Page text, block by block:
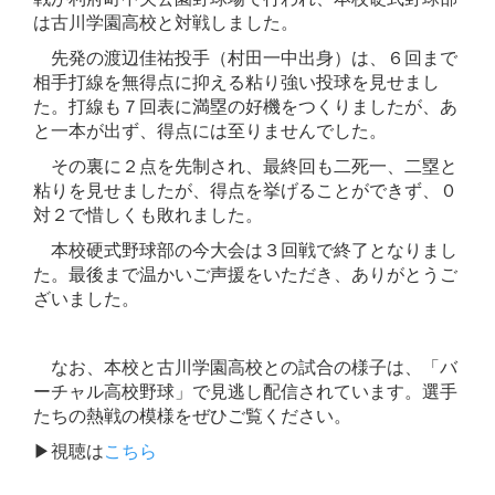
は古川学園高校と対戦しました。
先発の渡辺佳祐投手（村田一中出身）は、６回まで
相手打線を無得点に抑える粘り強い投球を見せまし
た。打線も７回表に満塁の好機をつくりましたが、あ
と一本が出ず、得点には至りませんでした。
その裏に２点を先制され、最終回も二死一、二塁と
粘りを見せましたが、得点を挙げることができず、０
対２で惜しくも敗れました。
本校硬式野球部の今大会は３回戦で終了となりまし
た。最後まで温かいご声援をいただき、ありがとうご
ざいました。
なお、本校と古川学園高校との試合の様子は、「バ
ーチャル高校野球」で見逃し配信されています。選手
たちの熱戦の模様をぜひご覧ください。
▶視聴はこちら